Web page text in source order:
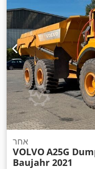
אחר
VOLVOA25G
Baujahr 2021